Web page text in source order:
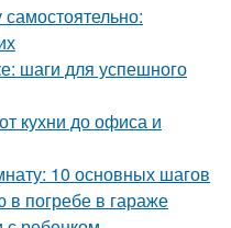
шаги для успешного
кухни до офиса и
10 основных шагов
в погребе в гараже